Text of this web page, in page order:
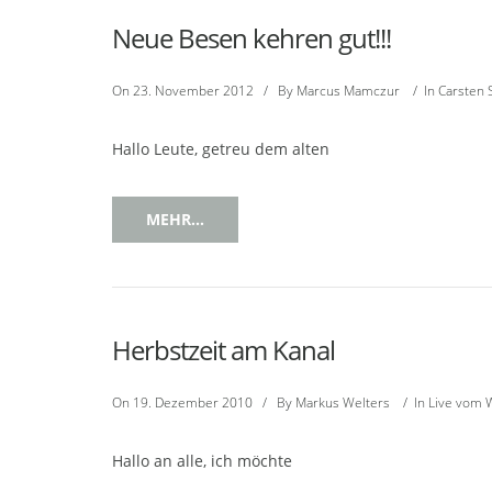
Neue Besen kehren gut!!!
On 23. November 2012 / By Marcus Mamczur / In Carsten
Hallo Leute, getreu dem alten
MEHR...
Herbstzeit am Kanal
On 19. Dezember 2010 / By Markus Welters / In Live vom
Hallo an alle, ich möchte